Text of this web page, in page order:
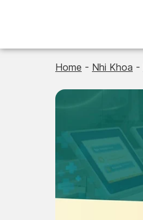
Home - Nhi Khoa -